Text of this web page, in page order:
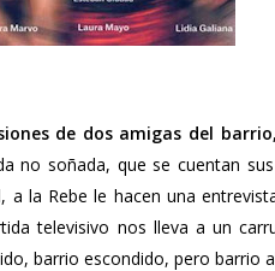
de dos amigas del
no soñada, que se cuentan
la Rebe le hacen una
televisivo nos lleva a un
barrio escondido, pero barrio